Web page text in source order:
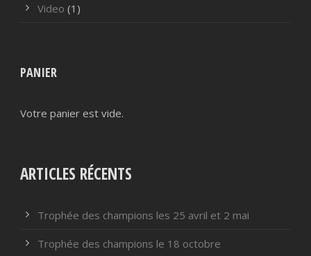
Video (1)
PANIER
Votre panier est vide.
ARTICLES RÉCENTS
Trophée des champions les 25 avril et 2 mai
Trophée des champions le 18 octobre